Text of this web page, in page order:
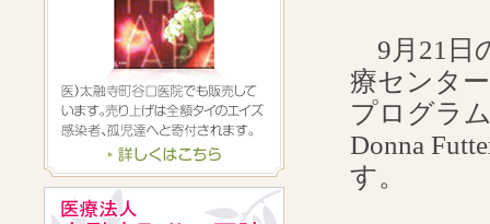
9月21日
療センタ
プログラ
Donna
す。